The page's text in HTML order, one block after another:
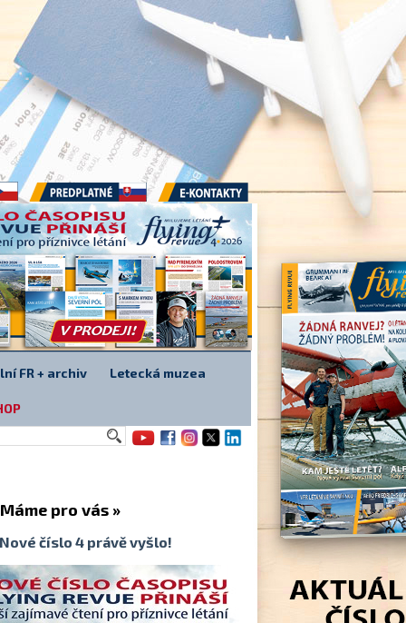
pro vás »
Nové číslo 4 právě vyšlo!
Předplatné E-kontakty
FR + archiv Letecká muzea